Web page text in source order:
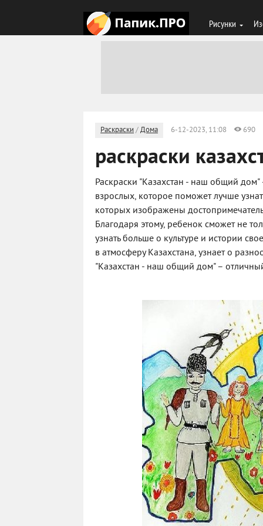
Рисунки
Раскраски /Дома 6-12-2023, 11:08 690
раскраски
Раскраски "Казахстан - наш общий дом"
взрослых, которое поможет лучше
которых изображены
Благодаря этому, ребенок сможет не
узнать больше о культуре и истории
в атмосферу Казахстана, узнает о
"Казахстан - наш общий дом" –